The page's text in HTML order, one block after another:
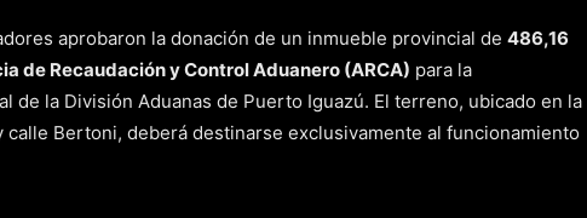
aprobaron la donación de un inmueble provincial de 486,16
de Recaudación y Control Aduanero (ARCA) para la
de la División Aduanas de Puerto Iguazú. El terreno, ubicado en la
calle Bertoni, deberá destinarse exclusivamente al funcionamiento